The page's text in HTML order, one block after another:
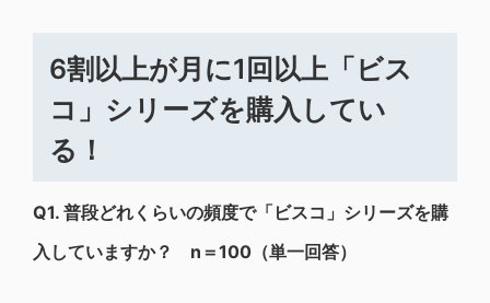
6割以上が月に1回以上「ビス
コ」シリーズを購入してい
る！
Q1. 普段どれくらいの頻度で「ビスコ」シリーズを購
入していますか？ n＝100（単一回答）